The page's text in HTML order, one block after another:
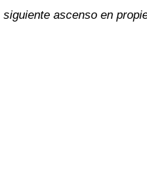
siguiente ascenso en